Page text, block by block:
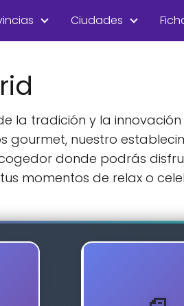
Ciudades
la tradición y la innovación
gourmet, nuestro
donde podrás
momentos de relax o